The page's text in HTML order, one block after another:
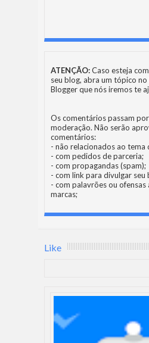
ATENÇÃO:Caso esteja
seu blog, abra um tópico no
Bloggerque nós iremos te
Os comentários passam
moderação. Não serão
comentários:
- não relacionados ao tema
- com pedidos de parceria;
- com propagandas (spam);
- com link para divulgar seu
- com palavrões ou ofensas
marcas;
Like